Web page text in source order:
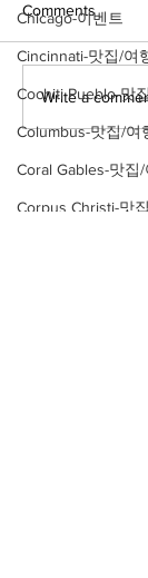
Chicago-이벤트
Cincinnati-맛집/여
Cochiti Pueblo-맛
Columbus-맛집/여
Coral Gables-맛집/
Corpus Christi-맛
Comments
Write a